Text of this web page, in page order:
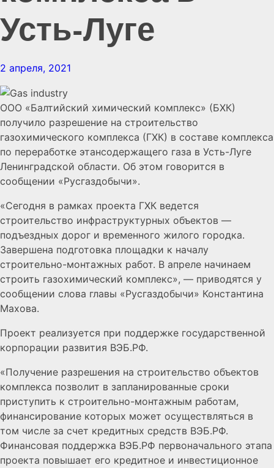
Усть-Луге
2 апреля, 2021
ООО «Балтийский химический комплекс» (БХК)
получило разрешение на строительство
газохимического комплекса (ГХК) в составе комплекса
по переработке этансодержащего газа в Усть-Луге
Ленинградской области. Об этом говорится в
сообщении «Русгаздобычи».
«Сегодня в рамках проекта ГХК ведется
строительство инфраструктурных объектов —
подъездных дорог и временного жилого городка.
Завершена подготовка площадки к началу
строительно-монтажных работ. В апреле начинаем
строить газохимический комплекс», — приводятся у
сообщении слова главы «Русгаздобычи» Константина
Махова.
Проект реализуется при поддержке государственной
корпорации развития ВЭБ.РФ.
«Получение разрешения на строительство объектов
комплекса позволит в запланированные сроки
приступить к строительно-монтажным работам,
финансирование которых может осуществляться в
том числе за счет кредитных средств ВЭБ.РФ.
Финансовая поддержка ВЭБ.РФ первоначального этапа
проекта повышает его кредитное и инвестиционное